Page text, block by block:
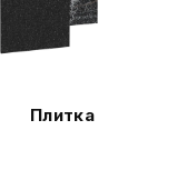
Плитка